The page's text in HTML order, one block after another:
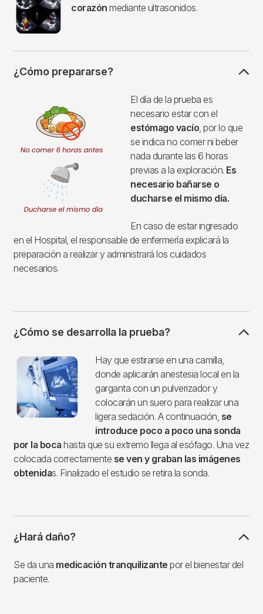
corazón mediante ultrasonidos.
¿Cómo prepararse?
El día de la prueba es
necesario estar con el
estómago vacío , por lo que
se indica no comer ni beber
nada durante las 6 horas
previas a la exploración. Es
necesario bañarse o
ducharse el mismo día.
En caso de estar ingresado
en el Hospital, el responsable de enfermería explicará la
preparación a realizar y administrará los cuidados
necesarios.
¿Cómo se desarrolla la prueba?
Imagen
Hay que estirarse en una camilla,
donde aplicarán anestesia local en la
garganta con un pulverizador y
colocarán un suero para realizar una
ligera sedación. A continuación, se
introduce poco a poco una sonda
por la boca hasta que su extremo llega al esófago. Una vez
colocada correctamente se ven y graban las imágenes
obtenidas. Finalizado el estudio se retira la sonda.
¿Hará daño?
Se da una medicación tranquilizante por el bienestar del
paciente.